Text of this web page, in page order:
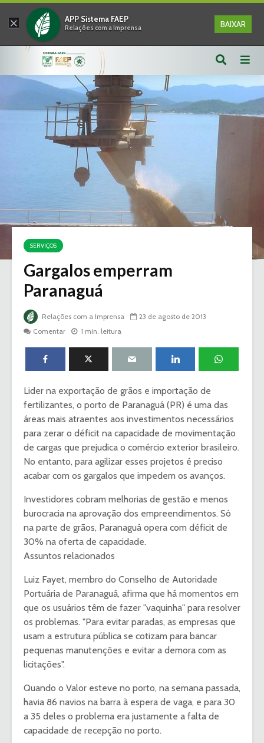
× APP Sistema FAEP
Relações com a Imprensa BAIXAR
SERVIÇOS
Gargalos emperram
Paranaguá
Relações com a Imprensa
23 de agosto de 2013
Comentar
1 min. leitura
Lider na exportação de grãos e importação de
fertilizantes, o porto de Paranaguá (PR) é uma das
áreas mais atraentes aos investimentos necessários
para zerar o déficit na capacidade de movimentação
de cargas que prejudica o comércio exterior brasileiro.
No entanto, para agilizar esses projetos é preciso
acabar com os gargalos que impedem os avanços.
Investidores cobram melhorias de gestão e menos
burocracia na aprovação dos empreendimentos. Só
na parte de grãos, Paranaguá opera com déficit de
30% na oferta de capacidade.
Assuntos relacionados
Luiz Fayet, membro do Conselho de Autoridade
Portuária de Paranaguá, afirma que há momentos em
que os usuários têm de fazer "vaquinha" para resolver
os problemas. "Para evitar paradas, as empresas que
usam a estrutura pública se cotizam para bancar
pequenas manutenções e evitar a demora com as
licitações".
Quando o Valor esteve no porto, na semana passada,
havia 86 navios na barra à espera de vaga, e para 30
a 35 deles o problema era justamente a falta de
capacidade de recepção no porto.